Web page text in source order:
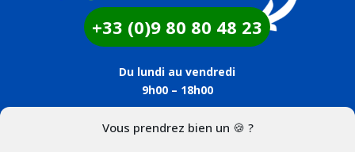
Vous prendrez bien un 🍪 ?
+33 (0)9 80 80 48 23
Du lundi au vendredi
9h00 – 18h00
SHOPPING